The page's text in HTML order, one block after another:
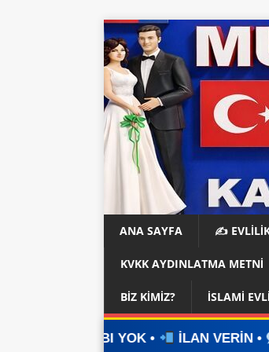
ANA SAYFA ✍️
KVKK AYDINLATMA METNI
BIZ KIMIZ? İSLAMI
İLAN VERİN • WHATSAPP